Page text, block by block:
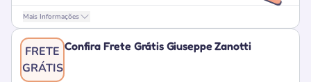
Mais Informações
FRETE
GRÁTIS
Confira Frete Grátis Giuseppe Zanotti